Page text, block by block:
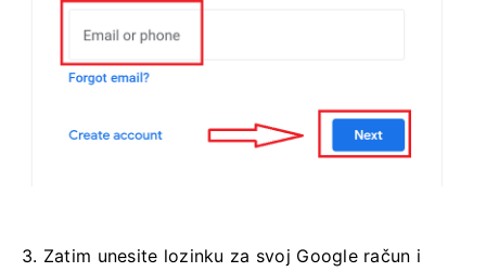
3. Zatim unesite lozinku za svoj Google račun i